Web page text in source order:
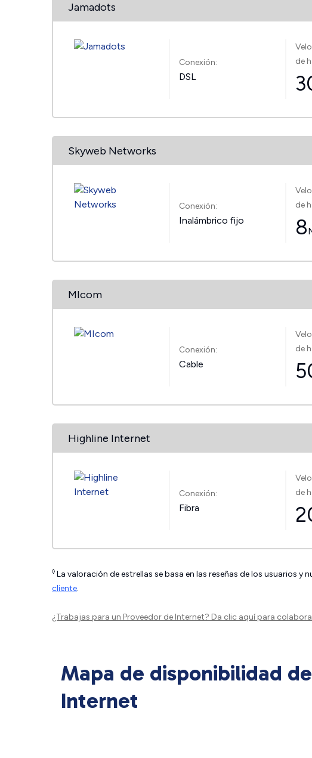
Jamadots
Conexión:
DSL
de
Skyweb Networks
Conexión:
Inalámbrico fijo
de
8
MIcom
Conexión:
Cable
de
Highline Internet
Conexión:
Fibra
de
◊ La valoración de estrellas se basa en las reseñas de los usuarios y
cliente.
¿Trabajas para un Proveedor de Internet? Da clic aquípara
Mapa de disponibilidad
Internet